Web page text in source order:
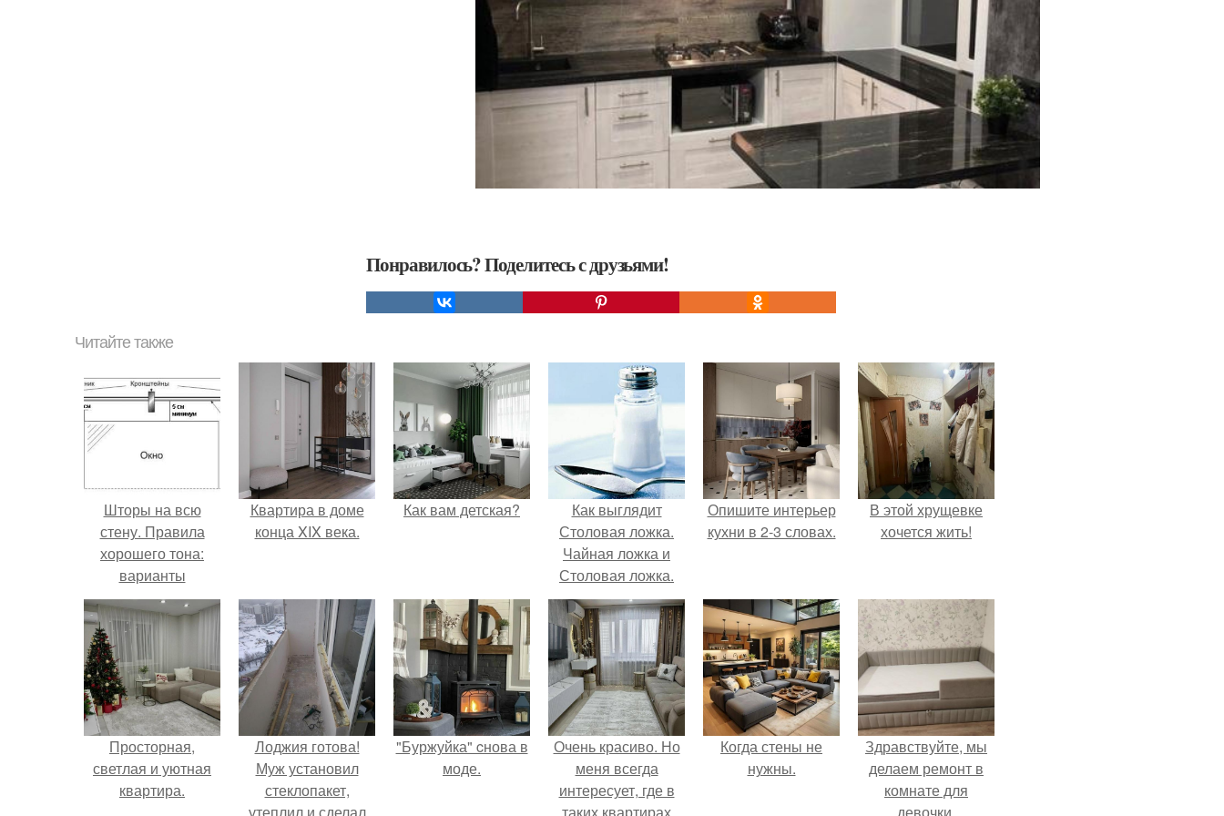
Понравилось? Поделитесь с друзьями!
Читайте также
Шторы на всю
стену. Правила
хорошего тона:
варианты
оформления окон
длинными шторами
Квартира в доме
конца XIX века.
Как вам детская?
Как выглядит
Столовая ложка.
Чайная ложка и
Столовая ложка.
2019
Опишите интерьер
кухни в 2-3 словах.
В этой хрущевке
хочется жить!
Просторная,
светлая и уютная
квартира.
Лоджия готова!
Муж установил
стеклопакет,
"Буржуйка" cнова в
моде.
Очень красиво. Но
меня всегда
интересует, где в
Когда стены не
нужны.
Здравствуйте, мы
делаем ремонт в
комнате для